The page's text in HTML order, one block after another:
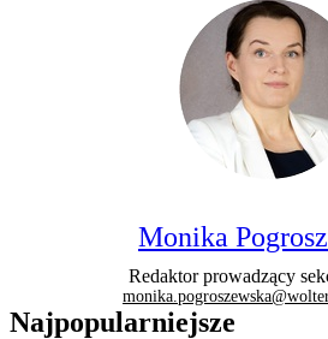
Monika
Redaktor prowadzący
Najpopularniejsze